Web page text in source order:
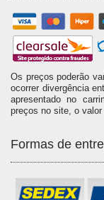
Os preços poderão
ocorrer divergência
apresentado no
preços no site, o valor
Formas de